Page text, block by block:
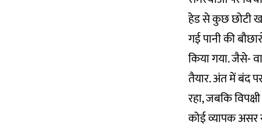
हेड से कुछ छोटी
गई पानी की
किया गया. जैसे-
तैयार. अंत में बंद
रहा, जबकि
कोई व्यापक